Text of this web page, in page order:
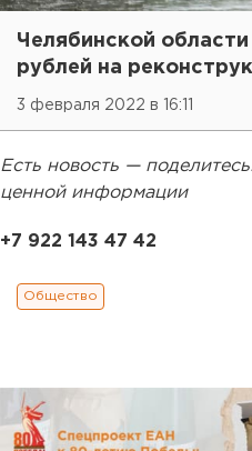
Челябинской
рублей на
3 февраля 2022 в 16:11
Есть новость —
ценной информации
+7 922 143 47 42
Общество